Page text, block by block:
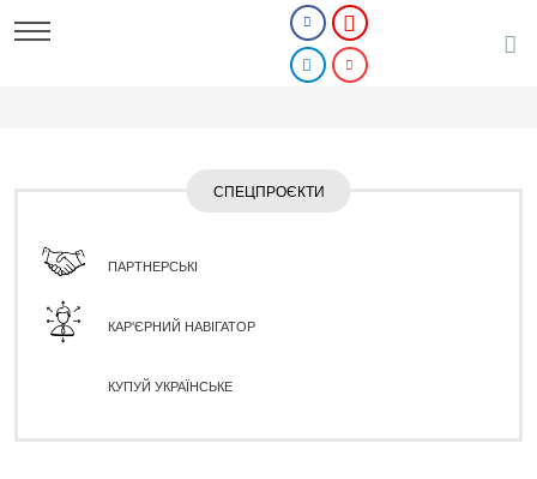
СПЕЦПРОЄКТИ
ПАРТНЕРСЬКІ
КАР'ЄРНИЙ НАВІГАТОР
КУПУЙ УКРАЇНСЬКЕ